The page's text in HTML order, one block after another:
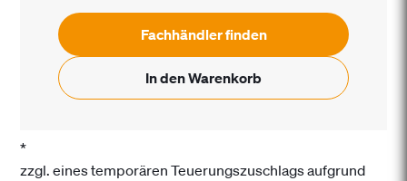
Fachhändler finden
In den Warenkorb
*
zzgl. eines temporären Teuerungszuschlags aufgrund